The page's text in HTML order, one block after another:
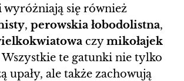
wyróżniają się również
, perowskia łobodolistna,
czymikołajek
Wszystkie te gatunki nie tylko
upały, ale także zachowują